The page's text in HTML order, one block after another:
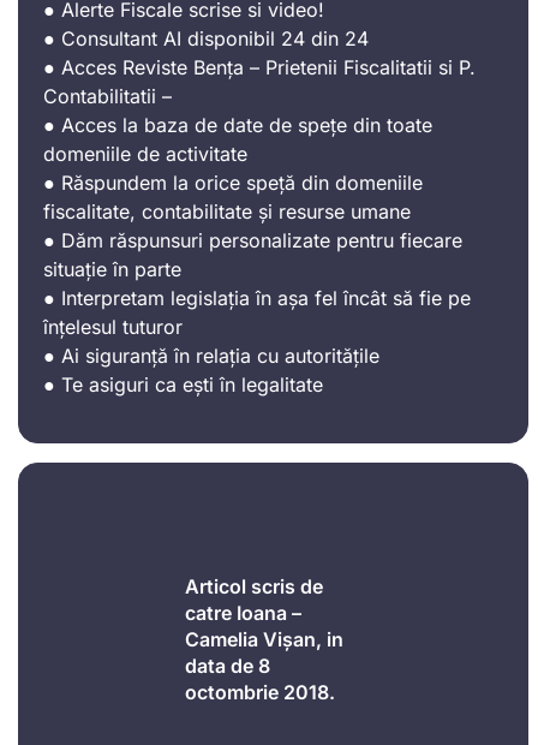
● Alerte Fiscale scrise si video!
● Consultant AI disponibil 24 din 24
● Acces Reviste Bența – Prietenii Fiscalitatii si P.
Contabilitatii –
● Acces la baza de date de spețe din toate
domeniile de activitate
● Răspundem la orice speță din domeniile
fiscalitate, contabilitate și resurse umane
● Dăm răspunsuri personalizate pentru fiecare
situație în parte
● Interpretam legislația în așa fel încât să fie pe
înțelesul tuturor
● Ai siguranță în relația cu autoritățile
● Te asiguri ca ești în legalitate
Articol scris de
catre Ioana –
Camelia Vișan, in
data de 8
octombrie 2018.